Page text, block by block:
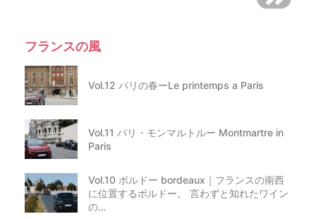
フランスの風
Vol.12 パリの春ーLe printemps a Paris
Vol.11 パリ・モンマルトルー Montmartre in
Paris
Vol.10 ボルドー bordeaux｜フランスの南西
に位置するボルドー。 言わずと知れたワイン
の…